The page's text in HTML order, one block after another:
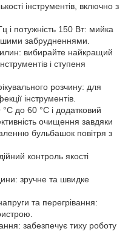
інструментів, включно з
і потужність 150 Вт: мийка
забрудненнями.
вибирайте найкращий
і ступеня
розчину: для
інструментів.
°C до 60 °C і додатковий
очищення завдяки
бульбашок повітря з
контроль якості
зручне та швидке
та перегрівання:
забезпечує тиху роботу